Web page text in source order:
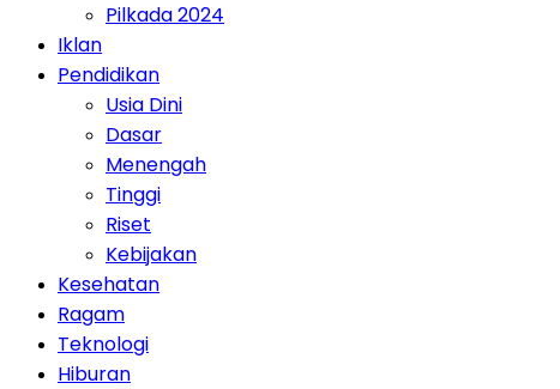
Pilkada 2024
Iklan
Pendidikan
Usia Dini
Dasar
Menengah
Tinggi
Riset
Kebijakan
Kesehatan
Ragam
Teknologi
Hiburan